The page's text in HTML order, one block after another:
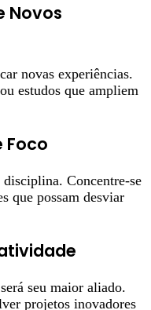
Novos
novas experiências.
estudos que ampliem
Foco
Concentre-se
que possam desviar
seu maior aliado.
projetos inovadores